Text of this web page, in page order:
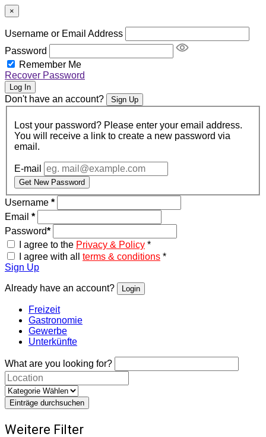
×
Username or Email Address
Password
Remember Me
Recover Password
Log In
Don't have an account? Sign Up
Lost your password? Please enter your email address.
You will receive a link to create a new password via
email.
E-mail
Get New Password
Username *
Email *
Password*
I agree to the Privacy & Policy *
I agree with all terms & conditions *
Sign Up
Already have an account? Login
Freizeit
Gastronomie
Gewerbe
Unterkünfte
What are you looking for?
Einträge durchsuchen
Weitere Filter